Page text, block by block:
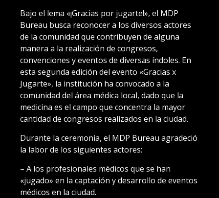
Bajo el lema «¡Gracias por jugarte!», el MDP
Bureau busca reconocer a los diversos actores
de la comunidad que contribuyen de alguna
manera a la realización de congresos,
convenciones y eventos de diversas índoles. En
esta segunda edición del evento «Gracias x
Jugarte», la institución ha convocado a la
comunidad del área médica local, dado que la
medicina es el campo que concentra la mayor
cantidad de congresos realizados en la ciudad.
Durante la ceremonia, el MDP Bureau agradeció
la labor de los siguientes actores:
– A los profesionales médicos que se han
«jugado» en la captación y desarrollo de eventos
médicos en la ciudad.